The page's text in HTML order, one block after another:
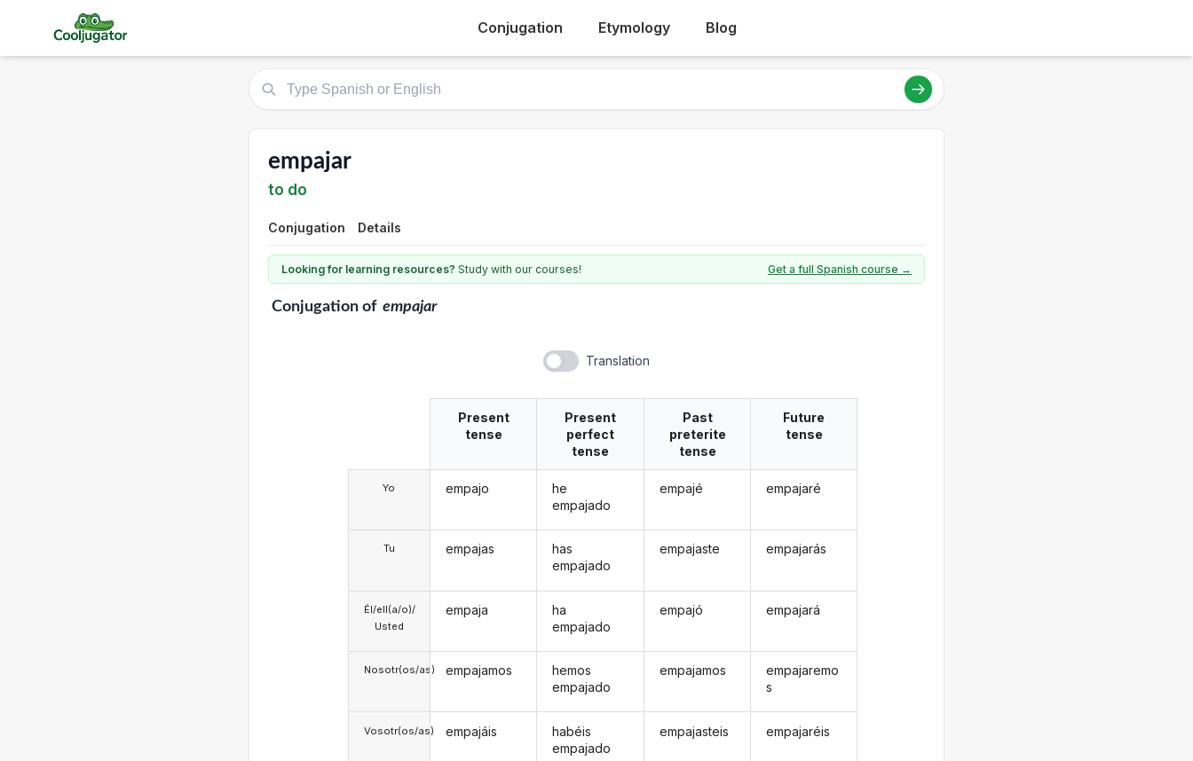
Conjugation Etymology Blog
empajar
to do
Conjugation Details
Looking for learning resources? Study with our courses! Get a full Spanish course →
Conjugationof empajar
Translation
Yo
Tu
Él/ell(a/o)/
Usted
Nosotr(os/as)
Vosotr(os/as)
Present
tense
empajo
empajas
empaja
empajamos
empajáis
Present
perfect
tense
he
empajado
has
empajado
ha
empajado
hemos
empajado
habéis
empajado
Past
preterite
tense
empajé
empajaste
empajó
empajamos
empajasteis
Future
tense
empajaré
empajarás
empajará
empajaremo
s
empajaréis